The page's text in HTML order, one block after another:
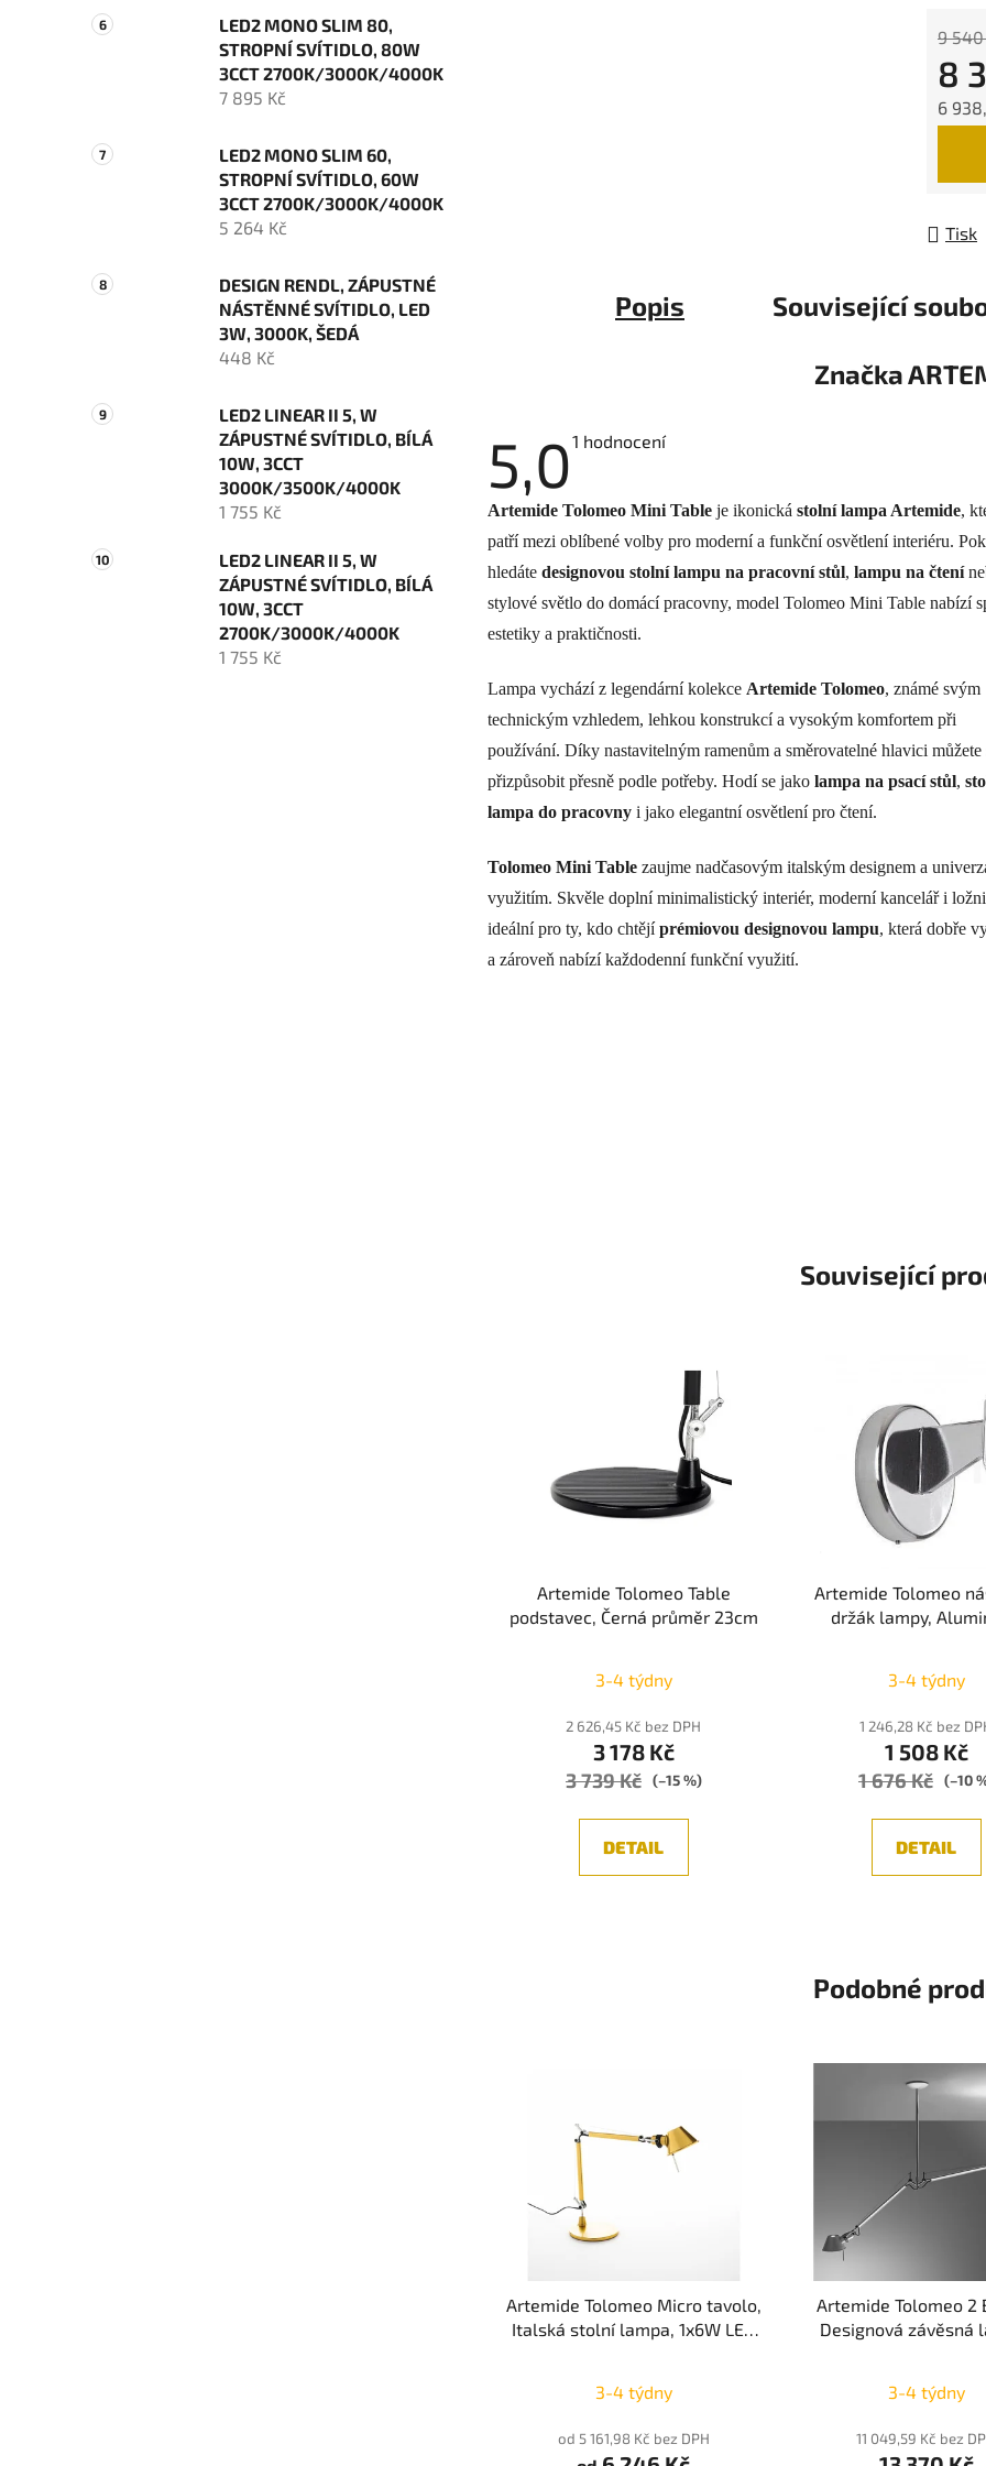
LED2 MONO SLIM 80,
STROPNÍ SVÍTIDLO, 80W
3CCT 2700K/3000K/4000K
7 895 Kč
LED2 MONO SLIM 60,
STROPNÍ SVÍTIDLO, 60W
3CCT 2700K/3000K/4000K
5 264 Kč
DESIGN RENDL, ZÁPUSTNÉ
NÁSTĚNNÉ SVÍTIDLO, LED
3W, 3000K, ŠEDÁ
448 Kč
LED2 LINEAR II 5, W
ZÁPUSTNÉ SVÍTIDLO, BÍLÁ
10W, 3CCT
3000K/3500K/4000K
1 755 Kč
LED2 LINEAR II 5, W
ZÁPUSTNÉ SVÍTIDLO, BÍLÁ
10W, 3CCT
2700K/3000K/4000K
1 755 Kč
9 540
8
6
Tisk
Popis Související
Značka
5,0Průměrné
5,0
5
hvězdiček.
1 hodnocení
Artemide Tolomeo Mini Table je ikonická stolní lampa Artemide,
patří mezi oblíbené volby pro moderní a funkční osvětlení interiéru.
hledáte designovou stolní lampu na pracovní stůl, lampu na čtení
stylové světlo do domácí pracovny, model Tolomeo Mini Table nabízí
estetiky a praktičnosti.
Lampa vychází z legendární kolekce Artemide Tolomeo, známé svým
technickým vzhledem, lehkou konstrukcí a vysokým komfortem při
používání. Díky nastavitelným ramenům a směrovatelné hlavici můžete
přizpůsobit přesně podle potřeby. Hodí se jako lampa na psací stůl,
lampa do pracovny i jako elegantní osvětlení pro čtení.
Tolomeo Mini Table zaujme nadčasovým italským designem a
využitím. Skvěle doplní minimalistický interiér, moderní kancelář i
ideální pro ty, kdo chtějíprémiovou designovou lampu, která dobře
a zároveň nabízí každodenní funkční využití.
Související
Artemide Tolomeo Table
podstavec, Černá průměr 23cm
3-4 týdny
2 626,45 Kč bez DPH
3 178 Kč
3 739 Kč (–15 %)
DETAIL
Artemide Tolomeo
držák lampy,
je
5,0
5
3-4 týdny
1 246,28 Kč bez
1 508 Kč
1 676 Kč (–10
DETAIL
Podobné
Artemide Tolomeo Micro tavolo,
Italská stolní lampa, 1x6W LED
hodnocení
produktu
3-4 týdny
od 5 161,98 Kč bez DPH
Artemide Tolomeo 2
Designová závěsná
3-4 týdny
11 049,59 Kč bez